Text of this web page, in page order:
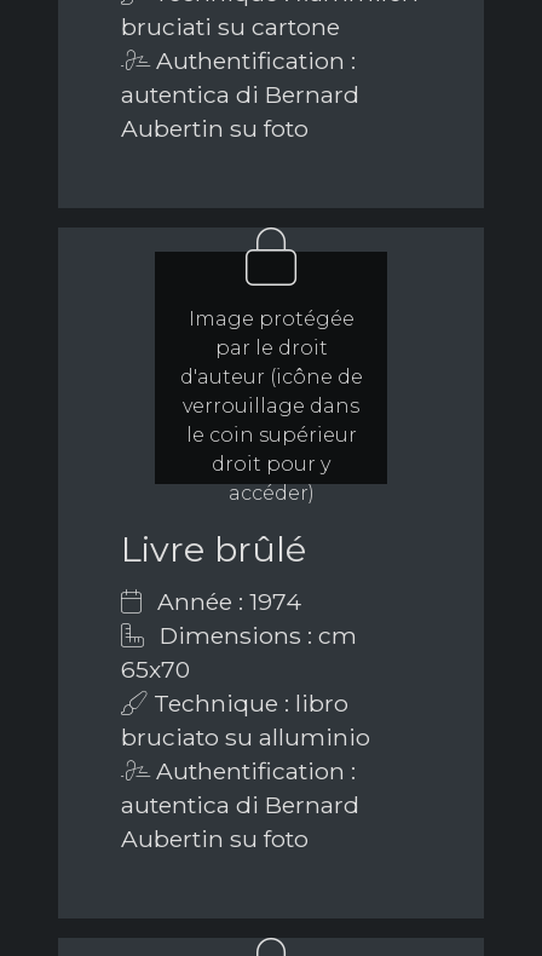
bruciati su cartone
Authentification :
autentica di Bernard
Aubertin su foto
Image protégée
par le droit
d'auteur (icône de
verrouillage dans
le coin supérieur
droit pour y
accéder)
Livre brûlé
Année : 1974
Dimensions : cm
65x70
Technique : libro
bruciato su alluminio
Authentification :
autentica di Bernard
Aubertin su foto